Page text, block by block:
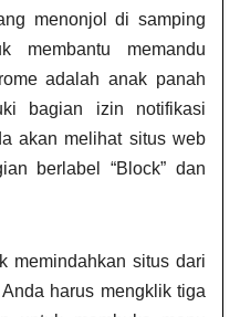
menonjol di samping
membantu memandu
adalah anak panah
bagian izin notifikasi
akan melihat situs web
berlabel “Block” dan
memindahkan situs dari
harus mengklik tiga